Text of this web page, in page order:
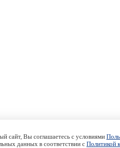
сайт, Вы соглашаетесь с условиями
данных в соответствии с Политикой